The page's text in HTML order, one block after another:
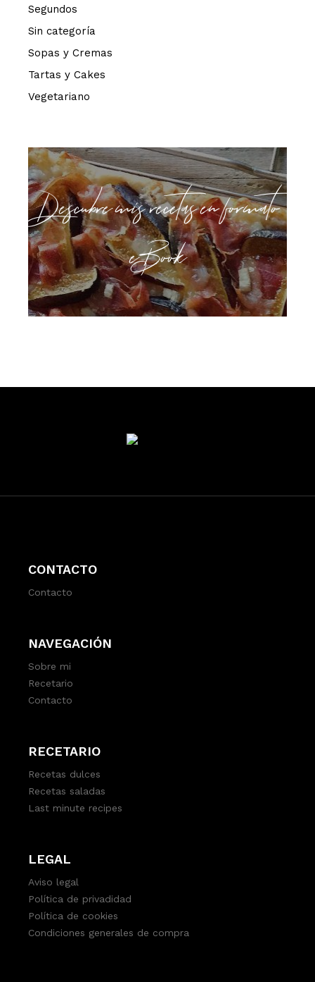
Segundos
Sin categoría
Sopas y Cremas
Tartas y Cakes
Vegetariano
Descubre mis recetas en formato
eBook
CONTACTO
Contacto
NAVEGACIÓN
Sobre mi
Recetario
Contacto
RECETARIO
Recetas dulces
Recetas saladas
Last minute recipes
LEGAL
Aviso legal
Política de privadidad
Política de cookies
Condiciones generales de compra